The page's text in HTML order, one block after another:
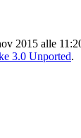
2015 alle
3.0 Unported.